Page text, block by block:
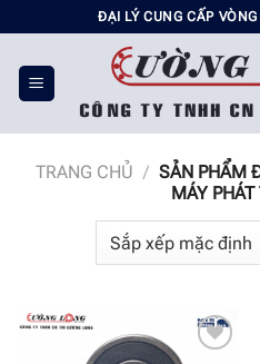
đến
nội
dung
ĐẠI LÝ CUNG CẤP
TRANG CHỦ / SẢN PHẨM
MÁY PHÁT